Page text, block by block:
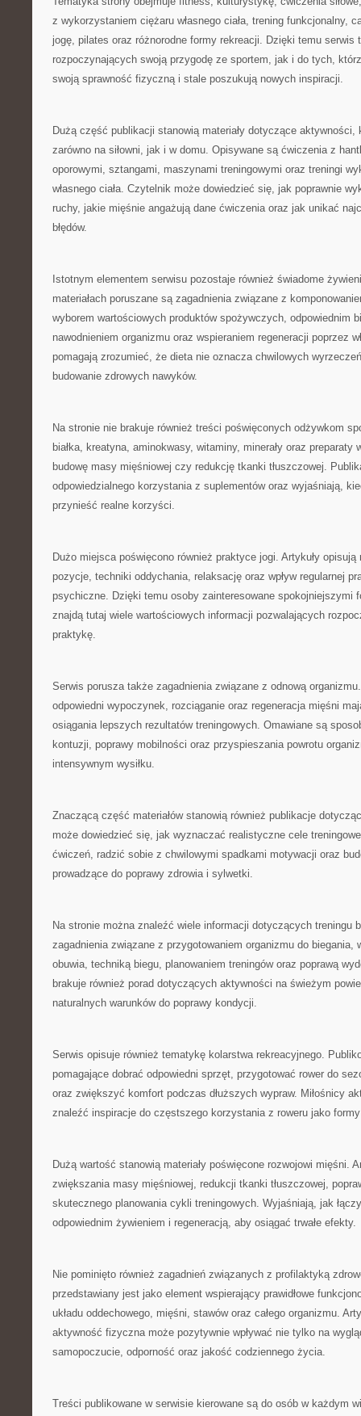
z wykorzystaniem ciężaru własnego ciała, trening funkcjonalny,
jogę, pilates oraz różnorodne formy rekreacji. Dzięki temu serwis
rozpoczynających swoją przygodę ze sportem, jak i do tych,
swoją sprawność fizyczną i stale poszukują nowych inspiracji.
Dużą część publikacji stanowią materiały dotyczące aktywności,
zarówno na siłowni, jak i w domu. Opisywane są ćwiczenia z
oporowymi, sztangami, maszynami treningowymi oraz treningi
własnego ciała. Czytelnik może dowiedzieć się, jak poprawnie
ruchy, jakie mięśnie angażują dane ćwiczenia oraz jak unikać
błędów.
Istotnym elementem serwisu pozostaje również świadome
materiałach poruszane są zagadnienia związane z
wyborem wartościowych produktów spożywczych, odpowiednim
nawodnieniem organizmu oraz wspieraniem regeneracji poprzez
pomagają zrozumieć, że dieta nie oznacza chwilowych
budowanie zdrowych nawyków.
Na stronie nie brakuje również treści poświęconych odżywkom
białka, kreatyna, aminokwasy, witaminy, minerały oraz preparaty
budowę masy mięśniowej czy redukcję tkanki tłuszczowej.
odpowiedzialnego korzystania z suplementów oraz wyjaśniają,
przynieść realne korzyści.
Dużo miejsca poświęcono również praktyce jogi. Artykuły
pozycje, techniki oddychania, relaksację oraz wpływ regularnej
psychiczne. Dzięki temu osoby zainteresowane spokojniejszymi
znajdą tutaj wiele wartościowych informacji pozwalających
praktykę.
Serwis porusza także zagadnienia związane z odnową
odpowiedni wypoczynek, rozciąganie oraz regeneracja mięśni
osiągania lepszych rezultatów treningowych. Omawiane są
kontuzji, poprawy mobilności oraz przyspieszania powrotu
intensywnym wysiłku.
Znaczącą część materiałów stanowią również publikacje
może dowiedzieć się, jak wyznaczać realistyczne cele
ćwiczeń, radzić sobie z chwilowymi spadkami motywacji oraz
prowadzące do poprawy zdrowia i sylwetki.
Na stronie można znaleźć wiele informacji dotyczących treningu
zagadnienia związane z przygotowaniem organizmu do biegania,
obuwia, techniką biegu, planowaniem treningów oraz poprawą
brakuje również porad dotyczących aktywności na świeżym
naturalnych warunków do poprawy kondycji.
Serwis opisuje również tematykę kolarstwa rekreacyjnego.
pomagające dobrać odpowiedni sprzęt, przygotować rower do
oraz zwiększyć komfort podczas dłuższych wypraw. Miłośnicy
znaleźć inspiracje do częstszego korzystania z roweru jako
Dużą wartość stanowią materiały poświęcone rozwojowi mięśni.
zwiększania masy mięśniowej, redukcji tkanki tłuszczowej,
skutecznego planowania cykli treningowych. Wyjaśniają, jak
odpowiednim żywieniem i regeneracją, aby osiągać trwałe efekty.
Nie pominięto również zagadnień związanych z profilaktyką
przedstawiany jest jako element wspierający prawidłowe
układu oddechowego, mięśni, stawów oraz całego organizmu.
aktywność fizyczna może pozytywnie wpływać nie tylko na
samopoczucie, odporność oraz jakość codziennego życia.
Treści publikowane w serwisie kierowane są do osób w każdym